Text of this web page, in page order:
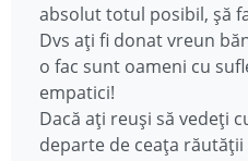
absolut totul posibil, șă
Dvs ați fi donat vreun
o fac sunt oameni cu
empatici!
Dacă ați reuși să vedeți
departe de ceața